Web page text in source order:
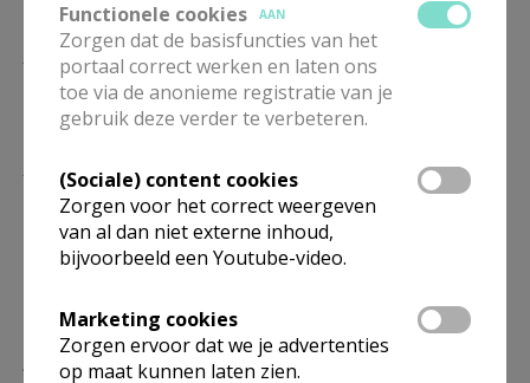
Nieuwjaar: 4 januari 2026
Nieuwjaar: 4 januari 2026
Kerst: 25 december 2025
Kerst: 25 december 2025
Gedachtenisviering: 14 december
2025
Functionele cookies
AAN
Zorgen dat de basisfuncties van het
portaal correct werken en laten ons
toe via de anonieme registratie van je
gebruik deze verder te verbeteren.
(Sociale) content cookies
Zorgen voor het correct weergeven
van al dan niet externe inhoud,
bijvoorbeeld een Youtube-video.
Marketing cookies
Zorgen ervoor dat we je advertenties
op maat kunnen laten zien.